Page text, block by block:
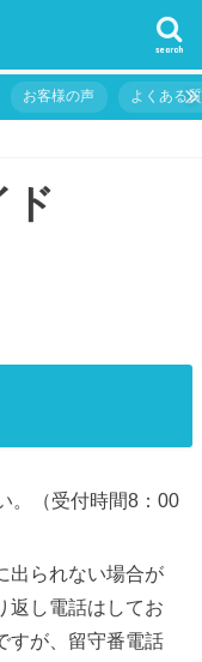
search
お客様の声 よくある
ド
。（受付時間8：00
出られない場合が
返し電話はしてお
すが、留守番電話